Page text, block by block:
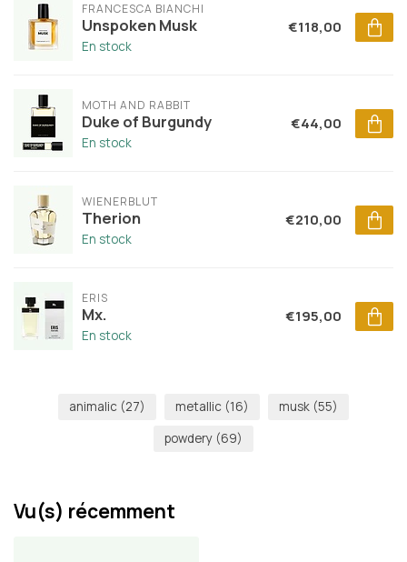
FRANCESCA BIANCHI
Unspoken Musk
En stock
€118,00
MOTH AND RABBIT
Duke of Burgundy
En stock
€44,00
WIENERBLUT
Therion
En stock
€210,00
ERIS
Mx.
En stock
€195,00
animalic (27) metallic (16) musk (55)
powdery (69)
Vu(s) récemment